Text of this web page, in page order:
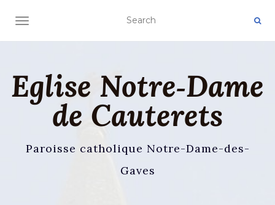
AFFICHER/MASQUER LA NAVIGATION
Eglise Notre‑Dame
de Cauterets
Paroisse catholique Notre-Dame-des-
Gaves